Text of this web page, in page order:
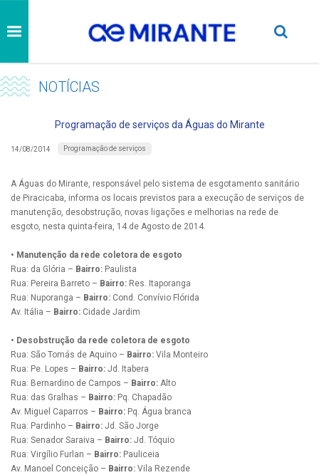
NOTÍCIAS
Programação de serviços da Águas do Mirante
14/08/2014 Programação de serviços
A Águas do Mirante, responsável pelo sistema de esgotamento sanitário
de Piracicaba, informa os locais previstos para a execução de serviços de
manutenção, desobstrução, novas ligações e melhorias na rede de
esgoto, nesta quinta-feira, 14 de Agosto de 2014.
• Manutenção da rede coletora de esgoto
Rua: da Glória – Bairro: Paulista
Rua: Pereira Barreto – Bairro: Res. Itaporanga
Rua: Nuporanga – Bairro: Cond. Convívio Flórida
Av. Itália – Bairro: Cidade Jardim
• Desobstrução da rede coletora de esgoto
Rua: São Tomás de Aquino – Bairro: Vila Monteiro
Rua: Pe. Lopes – Bairro: Jd. Itabera
Rua: Bernardino de Campos – Bairro: Alto
Rua: das Gralhas – Bairro: Pq. Chapadão
Av. Miguel Caparros – Bairro: Pq. Água branca
Rua: Pardinho – Bairro: Jd. São Jorge
Rua: Senador Saraiva – Bairro: Jd. Tóquio
Rua: Virgílio Furlan – Bairro: Pauliceia
Av. Manoel Conceição – Bairro: Vila Rezende